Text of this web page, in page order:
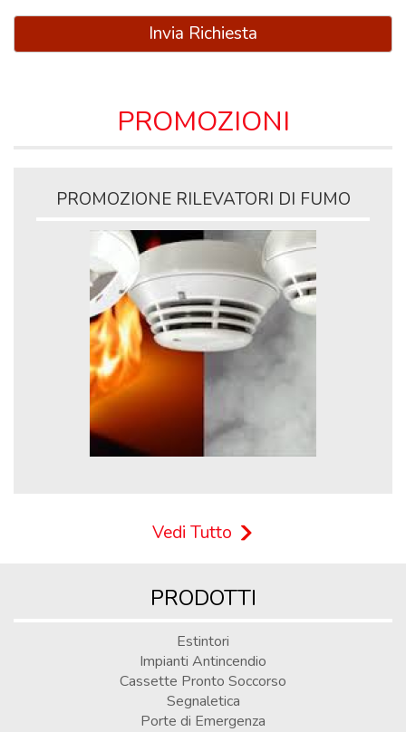
Invia Richiesta
PROMOZIONI
PROMOZIONE RILEVATORI DI FUMO
Vedi Tutto
PRODOTTI
Estintori
Impianti Antincendio
Cassette Pronto Soccorso
Segnaletica
Porte di Emergenza